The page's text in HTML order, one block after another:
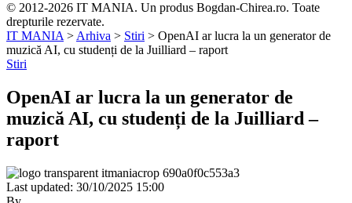
© 2012-2026 IT MANIA. Un produs Bogdan-Chirea.ro. Toate
drepturile rezervate.
IT MANIA > Arhiva > Stiri > OpenAI ar lucra la un generator de
muzică AI, cu studenți de la Juilliard – raport
Stiri
OpenAI ar lucra la un generator de
muzică AI, cu studenți de la Juilliard –
raport
Last updated: 30/10/2025 15:00